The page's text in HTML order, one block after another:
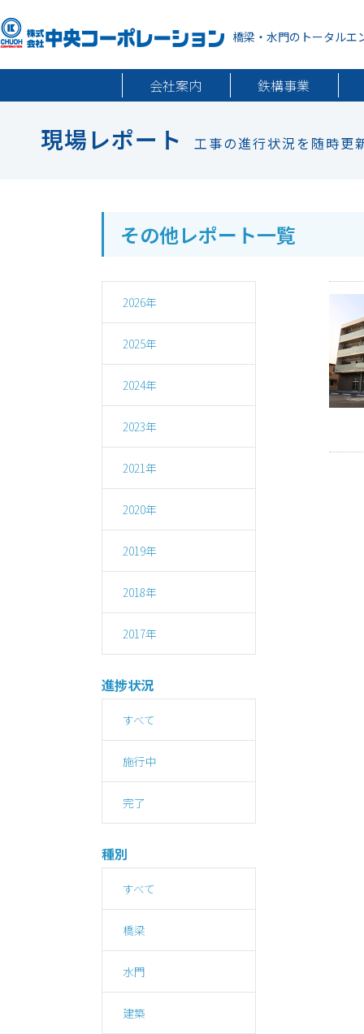
橋梁・水門のトータルエ
会社案内 鉄構事業
現場レポート 工事の進行状況を随時更
その他レポート一覧
築)工
2026年
2025年
2024年
2023年
2021年
2020年
2019年
2018年
2017年
進捗状況
すべて
施行中
完了
種別
すべて
橋梁
水門
建築